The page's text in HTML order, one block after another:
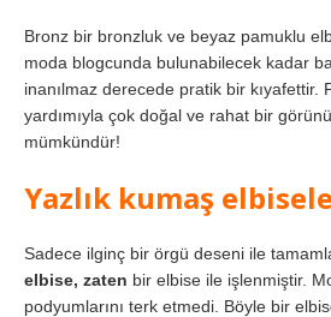
Bronz bir bronzluk ve beyaz pamuklu
moda blogcunda bulunabilecek kadar
inanılmaz derecede pratik bir kıyafettir.
yardımıyla çok doğal ve rahat bir
mümkündür!
Yazlık kumaş
Sadece ilginç bir örgü deseni ile
elbise, zaten bir elbise ile işlenmiştir.
podyumlarını terk etmedi. Böyle bir